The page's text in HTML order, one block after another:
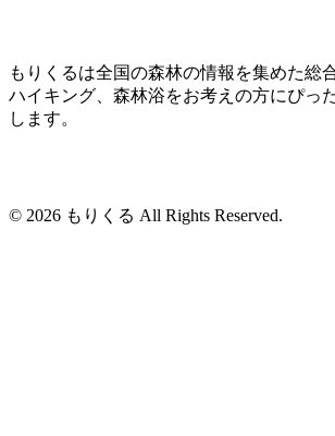
もりくるは全国の森林の情報を集めた総
ハイキング、森林浴をお考えの方にぴっ
します。
© 2026 もりくる All Rights Reserved.